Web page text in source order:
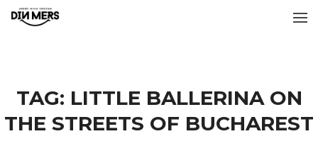
TAG: LITTLE BALLERINA ON
THE STREETS OF BUCHAREST